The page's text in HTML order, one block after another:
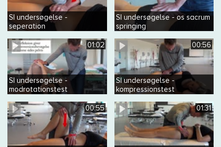
SI undersøgelse -
seperation
SI undersøgelse - os sacrum
springing
01:02
SI undersøgelse -
modrotationstest
00:56
SI undersøgelse -
kompressionstest
00:55 01:31